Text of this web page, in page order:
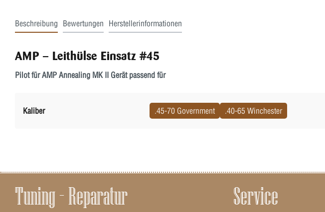
Beschreibung Bewertungen Herstellerinformationen
AMP – Leithülse Einsatz #45
Pilot für AMP Annealing MK II Gerät passend für
Kaliber .45-70 Government .40-65 Winchester
Tuning – Reparatur Service